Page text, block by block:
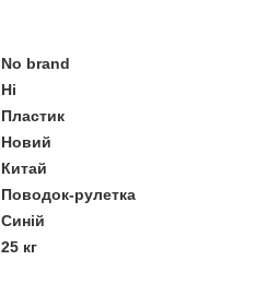
No brand
Ні
Пластик
Новий
Китай
Поводок-рулетка
Синій
25 кг